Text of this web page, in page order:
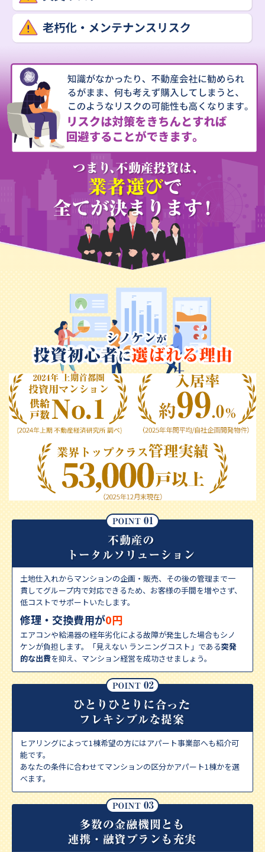
土地仕入れからマンションの企画・販売、その後の管理まで⼀
貫してグループ内で対応できるため、お客様の手間を増やさず、
低コストでサポートいたします。
修理・交換費用が0円
エアコンや給湯器の経年劣化による故障が発生した場合もシノ
ケンが負担します。「見えない ランニングコスト」である突発
的な出費を抑え、マンション経営を成功させましょう。
ヒアリングによって1棟希望の方にはアパート事業部へも紹介可
能です。
あなたの条件に合わせてマンションの区分かアパート1棟かを選
べます。